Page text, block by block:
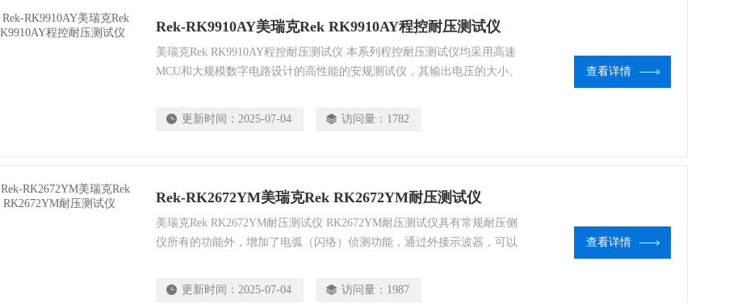
Rek-RK9910AY美瑞克Rek RK9910AY程控耐压测试仪
美瑞克Rek RK9910AY程控耐压测试仪 本系列程控耐压测试仪均采用高速
MCU和大规模数字电路设计的高性能的安规测试仪，其输出电压的大小、
电流值和电压值，并具有软件校准功能，配备PLC接口、RS232C、
更新时间： 2025-07-04 访问量： 1782
查看详情
Rek-RK2672YM美瑞克Rek RK2672YM耐压测试仪
美瑞克Rek RK2672YM耐压测试仪 RK2672YM耐压测试仪具有常规耐压侧
仪所有的功能外，增加了电弧（闪络）侦测功能，通过外接示波器，可以
设备无“闪络”现象时，示波器显示一个稳定的“李沙育图形（即一个闭合的
更新时间： 2025-07-04 访问量： 1987
查看详情